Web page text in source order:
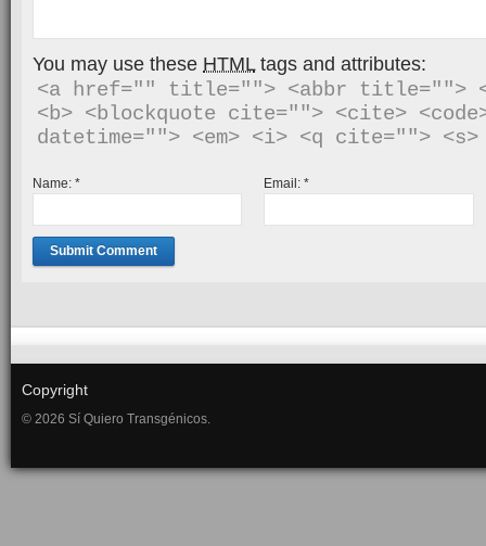
You may use these HTMLtags and attributes:
<a href="" title=""> <abbr title="">
<b> <blockquote cite=""> <cite>
Name: * Email:*
Copyright
© 2026 Sí Quiero Transgénicos.